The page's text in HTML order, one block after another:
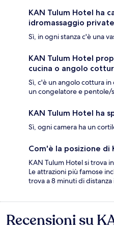
KAN Tulum Hotel ha
idromassaggio
Sì, in ogni stanza c'è una
KAN Tulum Hotel
cucina o angolo
Sì, c'è un angolo cottura
un congelatore e pentole/
KAN Tulum Hotel ha
Sì, ogni camera ha un
Com'è la posizione di
KAN Tulum Hotel si trova
Le attrazioni più famose
trova a 8 minuti di distanza
Recensioni
Recensioni su